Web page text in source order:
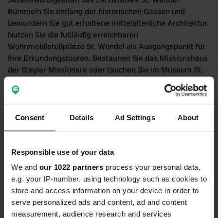
Consent Details Ad Settings About
Responsible use of your data
We and our 1022 partners process your personal data,
e.g. your IP-number, using technology such as cookies to
store and access information on your device in order to
serve personalized ads and content, ad and content
measurement, audience research and services
Bummeln Sie entlang der historischen Gassen und
bewundern Sie gut erhaltene mittelalterliche Architektur.
Nutzen Sie die fußläufig erreichbaren
Wohnmobilstellplätze St. Wendel als Ausgangspunkt für
Ihre Erkundungstouren. Bestaunen Sie das Missionshaus
der Steyler Missionare oder tauchen Sie im Museum St.
Wendel in die Kultur und Geschichte der Region ein. Auch
der Wild- und Wanderpark Weiskirchen ist ein
Sie flexibel und können Ihre Ausflugsorte und
Tagesdauerungen individuell gestalten. Genießen Sie die
Wohnmobilstellplätze St. Wendel bieten.